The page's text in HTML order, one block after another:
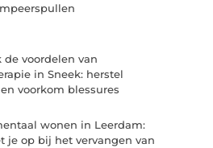
de voordelen van
in Sneek: herstel
voorkom blessures
wonen in Leerdam:
je op bij het vervangen van